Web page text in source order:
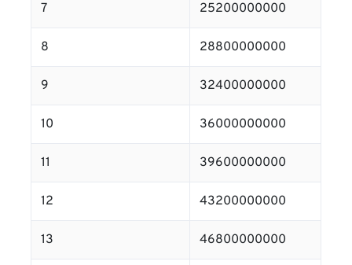
7 25200000000
8 28800000000
9 32400000000
10 36000000000
11 39600000000
12 43200000000
13 46800000000